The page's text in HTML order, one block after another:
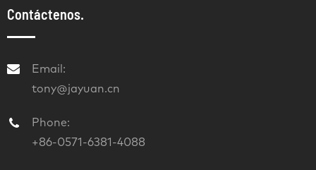
Contáctenos.
Email:
tony@jayuan.cn
Phone:
+86-0571-6381-4088